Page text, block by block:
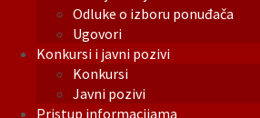
Odluke o izboru ponuđača
Ugovori
Konkursi i javni pozivi
Konkursi
Javni pozivi
Pristup informacijama